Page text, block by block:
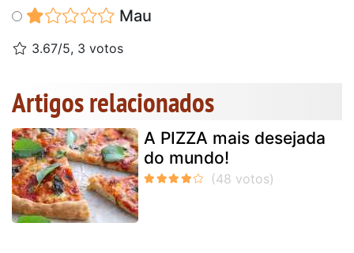
Mau
3.67/5, 3 votos
Artigos relacionados
A PIZZA mais desejada
do mundo!